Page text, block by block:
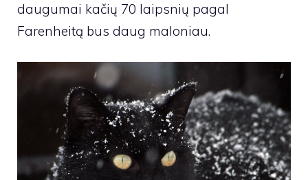
daugumai kačių 70 laipsnių pagal
Farenheitą bus daug maloniau.